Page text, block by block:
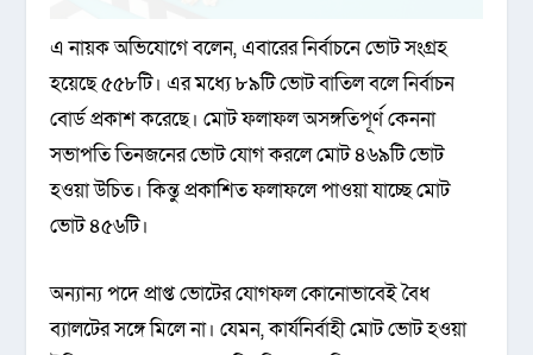
এ নায়ক অভিযোগে বলেন, এবারের নির্বাচনে ভোট সংগ্রহ
হয়েছে ৫৫৮টি। এর মধ্যে ৮৯টি ভোট বাতিল বলে নির্বাচন
বোর্ড প্রকাশ করেছে। মোট ফলাফল অসঙ্গতিপূর্ণ কেননা
সভাপতি তিনজনের ভোট যোগ করলে মোট ৪৬৯টি ভোট
হওয়া উচিত। কিন্তু প্রকাশিত ফলাফলে পাওয়া যাচ্ছে মোট
ভোট ৪৫৬টি।
অন্যান্য পদে প্রাপ্ত ভোটের যোগফল কোনোভাবেই বৈধ
ব্যালটের সঙ্গে মিলে না। যেমন, কার্যনির্বাহী মোট ভোট হওয়া